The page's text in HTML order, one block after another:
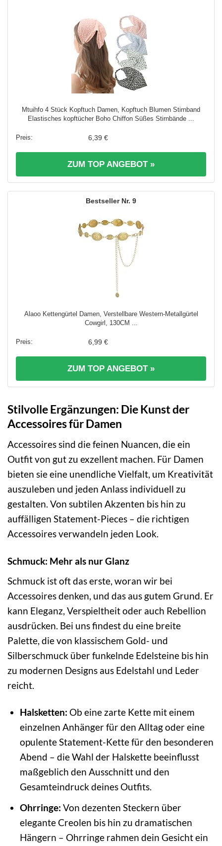
Mtuihfo 4 Stück Kopftuch Damen, Kopftuch Blumen Stirnband
Elastisches kopftücher Boho Chiffon Süßes Stirnbände ...
6,39 €
ZUM TOP ANGEBOT »
9
Alaoo Kettengürtel Damen, Verstellbare Western-Metallgürtel
Cowgirl, 130CM ...
6,99 €
ZUM TOP ANGEBOT »
Stilvolle Ergänzungen: Die Kunst der
Accessoires für Damen
Accessoires sind die feinen Nuancen, die ein
Outfit von gut zu exzellent machen. Für Damen
bieten sie eine unendliche Vielfalt, um Kreativität
auszuleben und jeden Anlass individuell zu
gestalten. Von subtilen Akzenten bis hin zu
auffälligen Statement-Pieces – die richtigen
Accessoires verwandeln jeden Look.
Schmuck: Mehr als nur Glanz
Schmuck ist oft das erste, woran wir bei
Accessoires denken, und das aus gutem Grund. Er
kann Eleganz, Verspieltheit oder auch Rebellion
ausdrücken. Bei uns findest du eine breite
Palette, die von klassischem Gold- und
Silberschmuck über funkelnde Edelsteine bis hin
zu modernen Designs aus Edelstahl und Leder
reicht.
Halsketten: Ob eine zarte Kette mit einem
einzelnen Anhänger für den Alltag oder eine
opulente Statement-Kette für den besonderen
Abend – die Wahl der Halskette beeinflusst
maßgeblich den Ausschnitt und den
Gesamteindruck deines Outfits.
Ohrringe: Von dezenten Steckern über
elegante Creolen bis hin zu dramatischen
Hängern – Ohrringe rahmen dein Gesicht ein